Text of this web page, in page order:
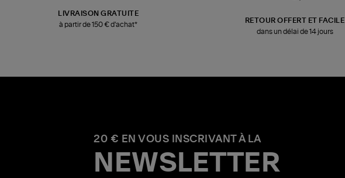
LIVRAISON GRATUITE
à partir de 150 € d'achat*
RETOUR OFFERT ET FACILE
dans un délai de 14 jours
20 € EN VOUS INSCRIVANT À LA
NEWSLETTER